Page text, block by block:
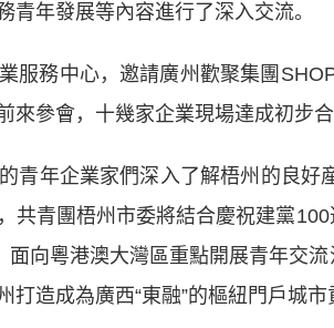
年發展等內容進行了深入交流。
務中心，邀請廣州歡聚集團
參會，十幾家企業現場達成初步合
年企業家們深入了解梧州的良好
共青團梧州市委將結合慶祝建黨
向粵港澳大灣區重點開展青年交流
造成為廣西“東融”的樞紐門戶城市